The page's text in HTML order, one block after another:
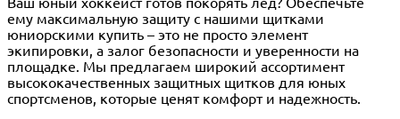
ему максимальную защиту с нашими щитками
юниорскими купить – это не просто элемент
экипировки, а залог безопасности и уверенности на
площадке. Мы предлагаем широкий ассортимент
высококачественных защитных щитков для юных
спортсменов, которые ценят комфорт и надежность.